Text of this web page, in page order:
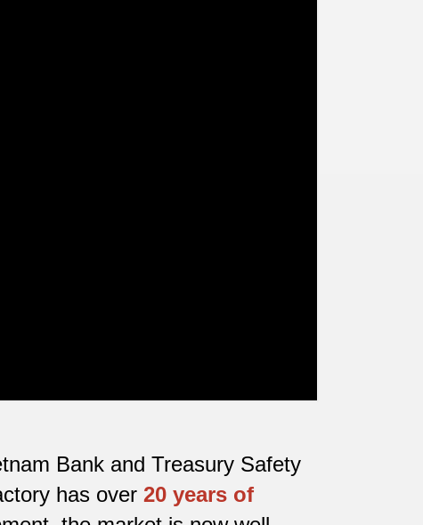
Bank and Treasury Safety
has over 20 years of